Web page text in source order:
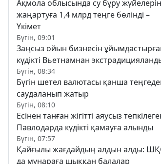
Ақмола облысында су бұру жүйелерін
жаңартуға 1,4 млрд теңге бөлінді –
Үкімет
Бүгін, 09:01
Заңсыз ойын бизнесін
күдікті Вьетнамнан
Бүгін, 08:34
Бүгін шетел валютасы қанша
саудаланып жатыр
Бүгін, 08:10
Есінен танған жігітті аяусыз
Павлодарда күдікті қамауға алынды
Бүгін, 07:57
Қайғылы жағдайдың алдын алды:
да мұнараға шыққан балалар